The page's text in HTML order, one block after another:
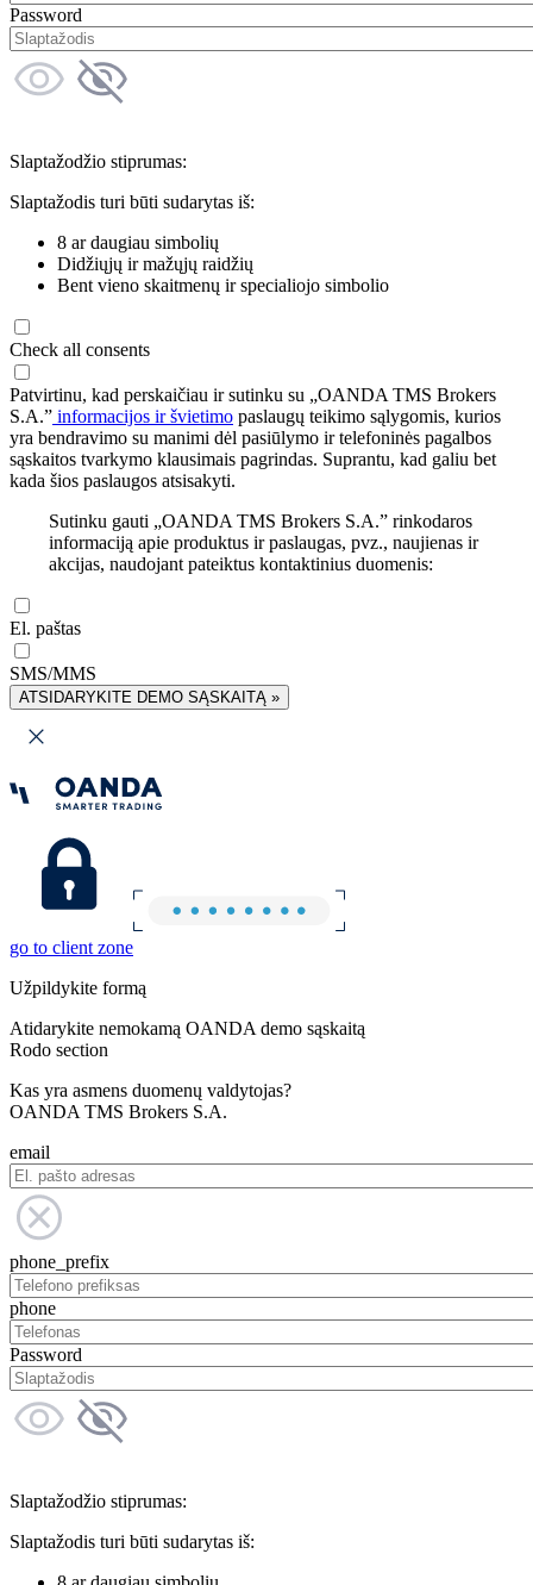
Password
Slaptažodžio stiprumas:
Slaptažodis turi būti sudarytas iš:
8 ar daugiau simbolių
Didžiųjų ir mažųjų raidžių
Bent vieno skaitmenų ir specialiojo simbolio
Check all consents
Patvirtinu, kad perskaičiau ir sutinku su „OANDA TMS Brokers
S.A.” informacijos ir švietimo paslaugų teikimo sąlygomis, kurios
yra bendravimo su manimi dėl pasiūlymo ir telefoninės pagalbos
sąskaitos tvarkymo klausimais pagrindas. Suprantu, kad galiu bet
kada šios paslaugos atsisakyti.
Sutinku gauti „OANDA TMS Brokers S.A.” rinkodaros
informaciją apie produktus ir paslaugas, pvz., naujienas ir
akcijas, naudojant pateiktus kontaktinius duomenis:
El. paštas
SMS/MMS
ATSIDARYKITE DEMO SĄSKAITĄ »
go to client zone
Užpildykite formą
Atidarykite nemokamą OANDA demo sąskaitą
Rodo section
Kas yra asmens duomenų valdytojas?
OANDA TMS Brokers S.A.
email
phone_prefix
phone
Password
Slaptažodžio stiprumas:
Slaptažodis turi būti sudarytas iš: